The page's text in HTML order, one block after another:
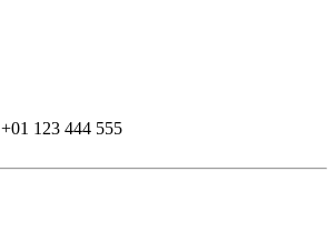
+01 123 444 555